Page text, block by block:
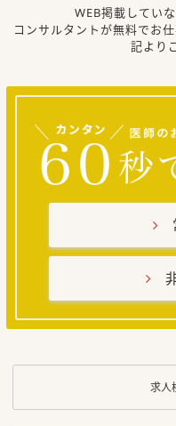
WEB掲載してい
コンサルタントが無料でお
記より
求人